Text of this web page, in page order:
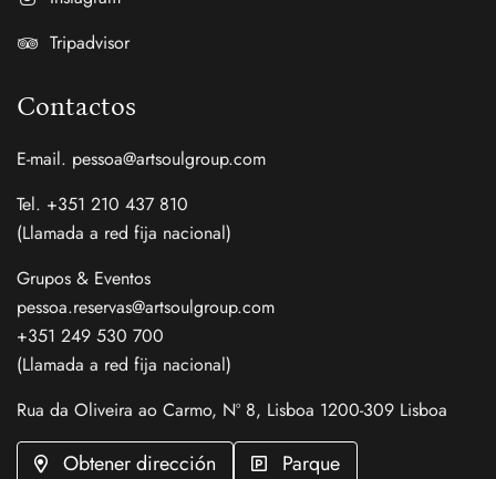
Tripadvisor
Contactos
E-mail. pessoa@artsoulgroup.com
Tel. +351 210 437 810
(Llamada a red fija nacional)
Grupos & Eventos
pessoa.reservas@artsoulgroup.com
+351 249 530 700
(Llamada a red fija nacional)
Rua da Oliveira ao Carmo, Nº 8, Lisboa 1200-309 Lisboa
Obtener dirección Parque